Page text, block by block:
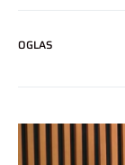
OGLAS